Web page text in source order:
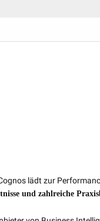
lädt zur
und zahlreiche